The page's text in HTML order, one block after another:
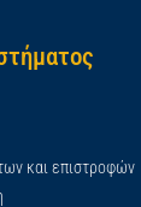
και επιστροφών